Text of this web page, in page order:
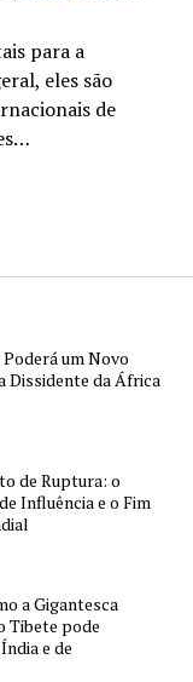
para a
eles são
de
um Novo
Dissidente da África
de Ruptura: o
Influência e o Fim
a Gigantesca
Tibete pode
e de